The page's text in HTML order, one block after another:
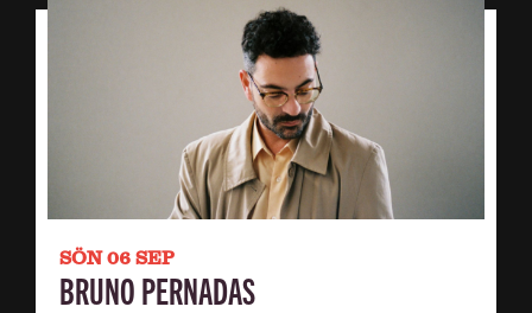
SÖN 06 SEP
BRUNO PERNADAS